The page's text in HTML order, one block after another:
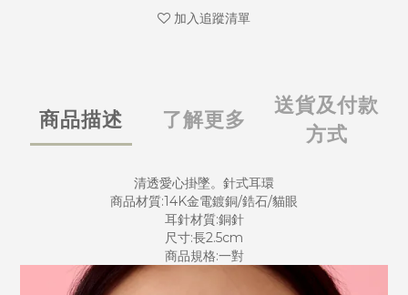
加入追蹤清單
商品描述 了解更多
送貨及付款
方式
清透愛心掛墜。針式耳環
商品材質:14K金電鍍銅/鋯石/貓眼
耳針材質:銅針
尺寸:長2.5cm
商品規格:一對